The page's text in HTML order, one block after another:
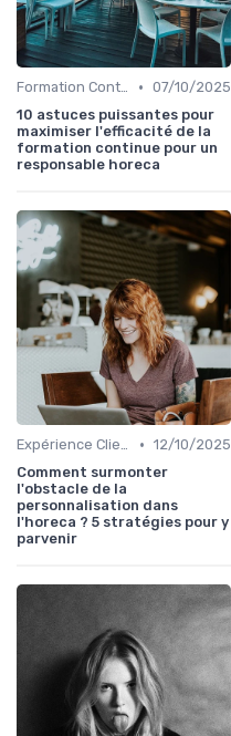
Formation Continue • 07/10/2025
10 astuces puissantes pour
maximiser l'efficacité de la
formation continue pour un
responsable horeca
Expérience Client • 12/10/2025
Comment surmonter
l'obstacle de la
personnalisation dans
l'horeca ? 5 stratégies pour y
parvenir